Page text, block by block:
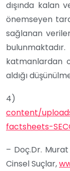
dışında kalan
önemseyen
sağlanan
katmanlardan
aldığı
content/
factsheets-
– Doç.Dr. Murat
Cinsel Suçlar,